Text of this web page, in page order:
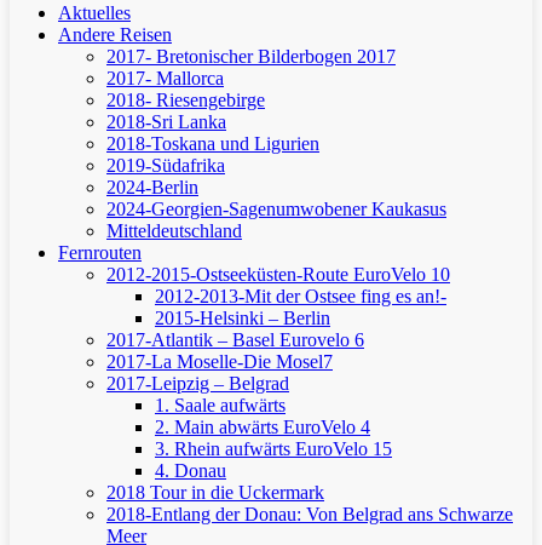
Aktuelles
Andere Reisen
2017- Bretonischer Bilderbogen 2017
2017- Mallorca
2018- Riesengebirge
2018-Sri Lanka
2018-Toskana und Ligurien
2019-Südafrika
2024-Berlin
2024-Georgien-Sagenumwobener Kaukasus
Mitteldeutschland
Fernrouten
2012-2015-Ostseeküsten-Route EuroVelo 10
2012-2013-Mit der Ostsee fing es an!-
2015-Helsinki – Berlin
2017-Atlantik – Basel Eurovelo 6
2017-La Moselle-Die Mosel7
2017-Leipzig – Belgrad
1. Saale aufwärts
2. Main abwärts EuroVelo 4
3. Rhein aufwärts EuroVelo 15
4. Donau
2018 Tour in die Uckermark
2018-Entlang der Donau: Von Belgrad ans Schwarze
Meer